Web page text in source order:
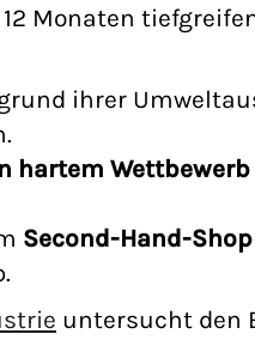
Monaten
ihrer
hartem Wettbewerb
Second-Hand-
untersucht den